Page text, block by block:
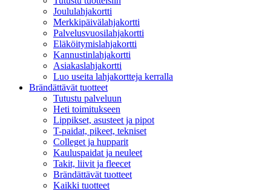
Joululahjakortti
Merkkipäivälahjakortti
Palvelusvuosilahjakortti
Eläköitymislahjakortti
Kannustinlahjakortti
Asiakaslahjakortti
Luo useita lahjakortteja kerralla
Brändättävät tuotteet
Tutustu palveluun
Heti toimitukseen
Lippikset, asusteet ja pipot
T-paidat, pikeet, tekniset
Colleget ja hupparit
Kauluspaidat ja neuleet
Takit, liivit ja fleecet
Brändättävät tuotteet
Kaikki tuotteet